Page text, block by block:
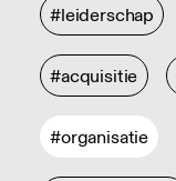
#leiderschap
#acquisitie
#organisatie